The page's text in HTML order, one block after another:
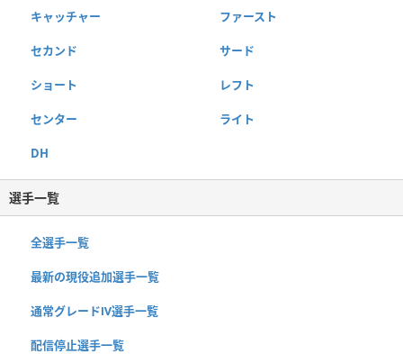
キャッチャー ファースト
セカンド サード
ショート レフト
センター ライト
DH
選手一覧
全選手一覧
最新の現役追加選手一覧
通常グレードⅣ選手一覧
配信停止選手一覧